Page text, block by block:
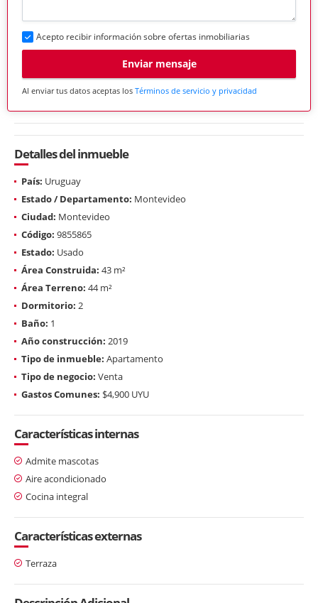
Acepto recibir información sobre ofertas inmobiliarias
Enviar mensaje
Al enviar tus datos aceptas los Términos de servicio y privacidad
Detalles del inmueble
País: Uruguay
Estado / Departamento: Montevideo
Ciudad: Montevideo
Código: 9855865
Estado: Usado
Área Construida: 43 m²
Área Terreno: 44 m²
Dormitorio: 2
Baño: 1
Año construcción: 2019
Tipo de inmueble: Apartamento
Tipo de negocio: Venta
Gastos Comunes: $4,900 UYU
Características internas
Admite mascotas
Aire acondicionado
Cocina integral
Características externas
Terraza